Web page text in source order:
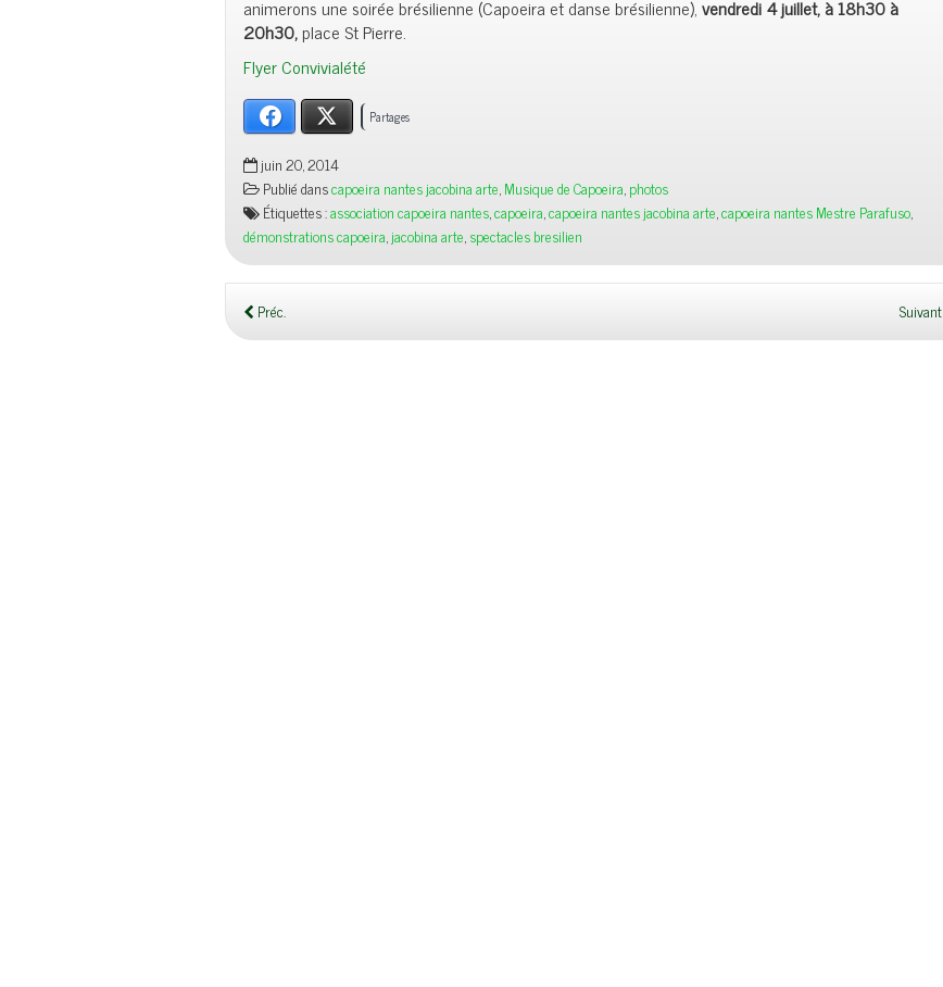
animerons une soirée brésilienne (Capoeira et danse brésilienne),vendredi 4 juillet, à 18h30 à
20h30,place St Pierre.
Flyer Convivialété
Facebook X Partages
juin 20, 2014
Publié danscapoeira nantes jacobina arte,Musique de Capoeira,photos
Étiquettes :association capoeira nantes,capoeira,capoeira nantes jacobina arte,capoeira nantes Mestre Parafuso,
démonstrations capoeira,jacobina arte,spectacles bresilien
Préc. Suivant